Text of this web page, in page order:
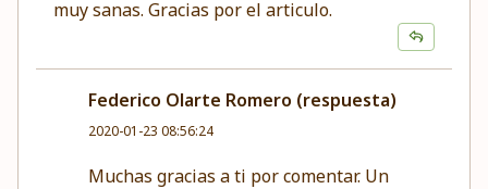
muy sanas. Gracias por el articulo.
Federico Olarte Romero (respuesta)
2020-01-23 08:56:24
Muchas gracias a ti por comentar. Un